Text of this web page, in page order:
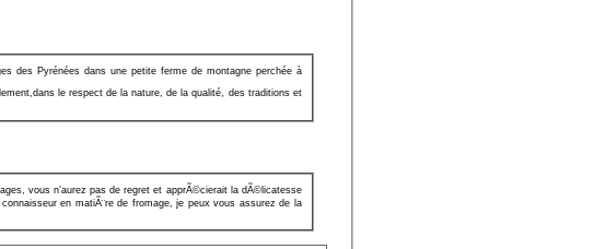
des Pyrénées dans une petite ferme de montagne perchée à
le respect de la nature, de la qualité, des traditions et
vous n’aurez pas de regret et apprÃ©cierait la dÃ©licatesse
en matiÃ¨re de fromage, je peux vous assurez de la